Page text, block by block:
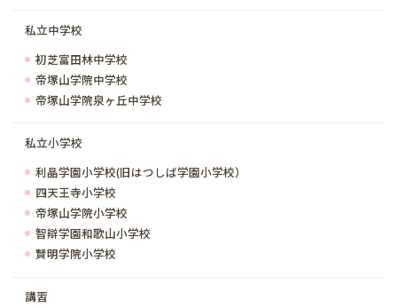
私立中学校
初芝富田林中学校
帝塚山学院中学校
帝塚山学院泉ヶ丘中学校
私立小学校
利晶学園小学校(旧はつしば学園小学校）
四天王寺小学校
帝塚山学院小学校
智辯学園和歌山小学校
賢明学院小学校
講習